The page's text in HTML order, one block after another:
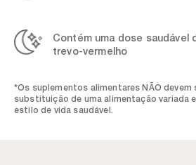
Contém uma dose saudável
trevo-vermelho
*Os suplementos alimentares NÃO devem
substituição de uma alimentação variada
estilo de vida saudável.